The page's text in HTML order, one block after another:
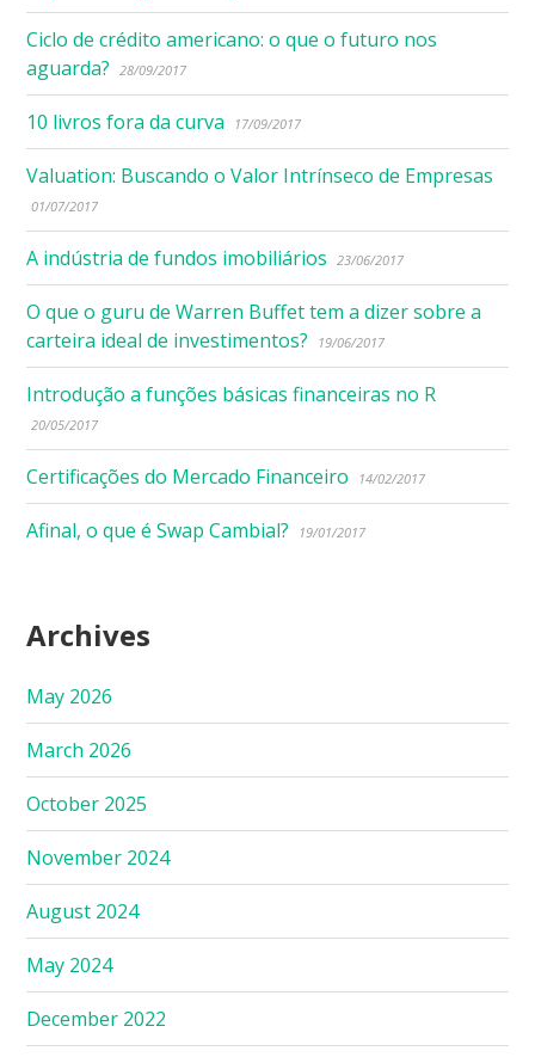
Ciclo de crédito americano: o que o futuro nos
aguarda?
28/09/2017
10 livros fora da curva 17/09/2017
Valuation: Buscando o Valor Intrínseco de Empresas
01/07/2017
A indústria de fundos imobiliários 23/06/2017
O que o guru de Warren Buffet tem a dizer sobre a
carteira ideal de investimentos?
19/06/2017
Introdução a funções básicas financeiras no R
20/05/2017
Certificações do Mercado Financeiro 14/02/2017
Afinal, o que é Swap Cambial? 19/01/2017
Archives
May 2026
March 2026
October 2025
November 2024
August 2024
May 2024
December 2022